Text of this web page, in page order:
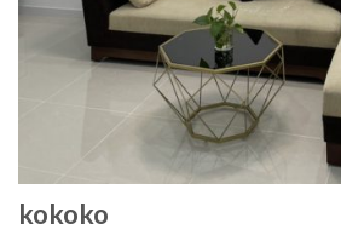
kokoko